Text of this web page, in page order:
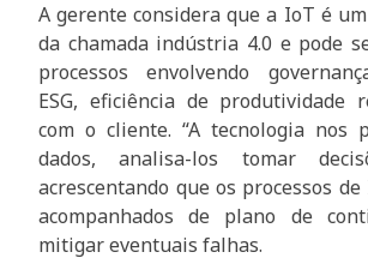
A gerente considera que a IoT é um
da chamada indústria 4.0 e pode
processos envolvendo
ESG, eficiência de produtividade
com o cliente. “A tecnologia nos
dados, analisa-los tomar
acrescentando que os processos
acompanhados de plano de
mitigar eventuais falhas.